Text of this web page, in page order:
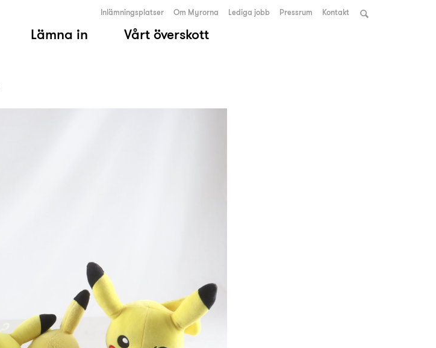
Lämna in Vårt överskott
Inlämningsplatser Om Myrorna Lediga jobb Pressrum Kontakt